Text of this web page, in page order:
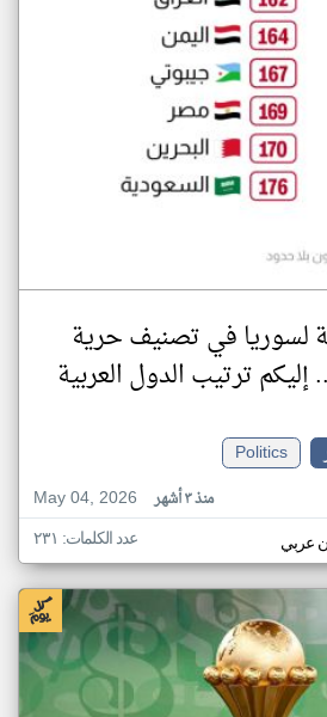
لسوريا في تصنيف حرية
ترتيب الدول العربية
Politics
May 04, 2026
منذ ٣ أشهر
عربي عدد الكلمات: ٢٣١